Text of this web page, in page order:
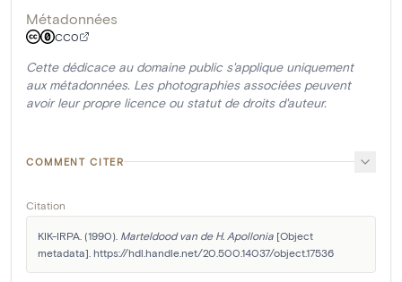
Métadonnées
CC0
Cette dédicace au domaine public s'applique uniquement
aux métadonnées. Les photographies associées peuvent
avoir leur propre licence ou statut de droits d'auteur.
COMMENT CITER
Citation
KIK-IRPA. (1990). Marteldood van de H. Apollonia [Object
metadata]. https://hdl.handle.net/20.500.14037/object.17536